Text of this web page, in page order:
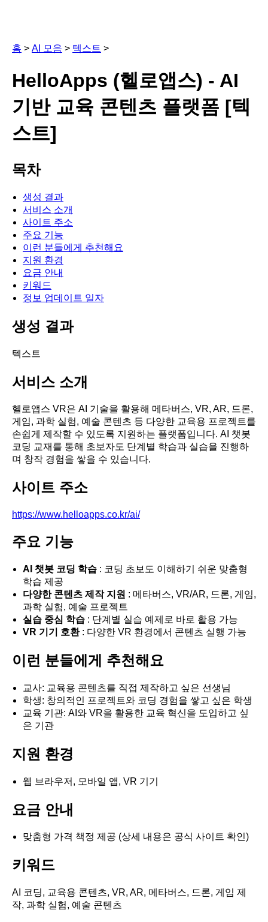
홈 > AI 모음 > 텍스트 >
HelloApps (헬로앱스) - AI
기반 교육 콘텐츠 플랫폼 [텍
스트]
목차
생성 결과
서비스 소개
사이트 주소
주요 기능
이런 분들에게 추천해요
지원 환경
요금 안내
키워드
정보 업데이트 일자
생성 결과
텍스트
서비스 소개
헬로앱스 VR은 AI 기술을 활용해 메타버스, VR, AR, 드론,
게임, 과학 실험, 예술 콘텐츠 등 다양한 교육용 프로젝트를
손쉽게 제작할 수 있도록 지원하는 플랫폼입니다. AI 챗봇
코딩 교재를 통해 초보자도 단계별 학습과 실습을 진행하
며 창작 경험을 쌓을 수 있습니다.
사이트 주소
https://www.helloapps.co.kr/ai/
주요 기능
AI 챗봇 코딩 학습 : 코딩 초보도 이해하기 쉬운 맞춤형
학습 제공
다양한 콘텐츠 제작 지원 : 메타버스, VR/AR, 드론, 게임,
과학 실험, 예술 프로젝트
실습 중심 학습 : 단계별 실습 예제로 바로 활용 가능
VR 기기 호환: 다양한 VR 환경에서 콘텐츠 실행 가능
이런 분들에게 추천해요
교사: 교육용 콘텐츠를 직접 제작하고 싶은 선생님
학생: 창의적인 프로젝트와 코딩 경험을 쌓고 싶은 학생
교육 기관: AI와 VR을 활용한 교육 혁신을 도입하고 싶
은 기관
지원 환경
웹 브라우저, 모바일 앱, VR 기기
요금 안내
맞춤형 가격 책정 제공 (상세 내용은 공식 사이트 확인)
키워드
AI 코딩, 교육용 콘텐츠, VR, AR, 메타버스, 드론, 게임 제
작, 과학 실험, 예술 콘텐츠